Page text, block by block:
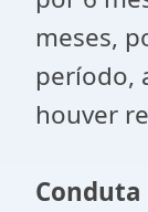
meses,
período,
houver